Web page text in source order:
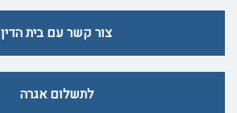
צור קשר עם בית הדין
לתשלום אגרה